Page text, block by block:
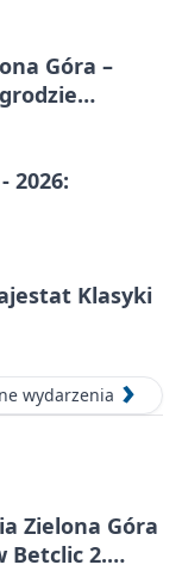
Góra –
2026:
Klasyki
wydarzenia
Zielona Góra
Betclic 2.